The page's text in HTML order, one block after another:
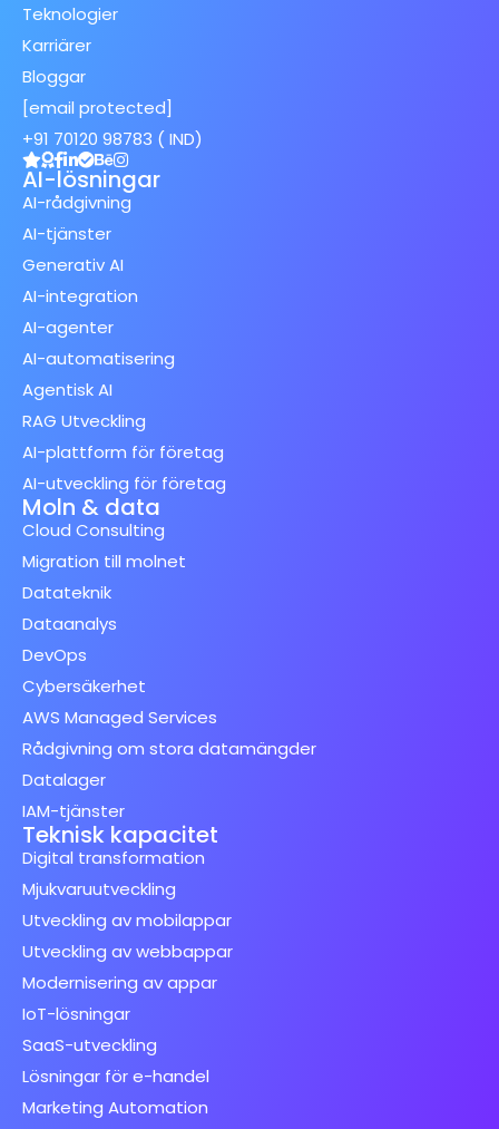
Teknologier
Karriärer
Bloggar
[email protected]
+91 70120 98783 ( IND)
AI-lösningar
AI-rådgivning
AI-tjänster
Generativ AI
AI-integration
AI-agenter
AI-automatisering
Agentisk AI
RAG Utveckling
AI-plattform för företag
AI-utveckling för företag
Moln & data
Cloud Consulting
Migration till molnet
Datateknik
Dataanalys
DevOps
Cybersäkerhet
AWS Managed Services
Rådgivning om stora datamängder
Datalager
IAM-tjänster
Teknisk kapacitet
Digital transformation
Mjukvaruutveckling
Utveckling av mobilappar
Utveckling av webbappar
Modernisering av appar
IoT-lösningar
SaaS-utveckling
Lösningar för e-handel
Marketing Automation